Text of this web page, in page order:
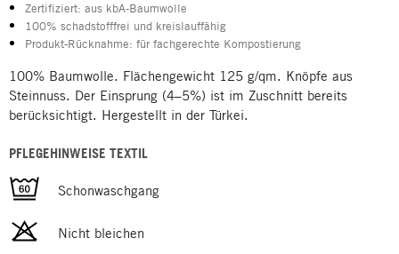
Zertifiziert: aus kbA-Baumwolle
100% schadstofffrei und kreislauffähig
Produkt-Rücknahme: für fachgerechte Kompostierung
100% Baumwolle. Flächengewicht 125 g/qm. Knöpfe aus
Steinnuss. Der Einsprung (4–5%) ist im Zuschnitt bereits
berücksichtigt. Hergestellt in der Türkei.
PFLEGEHINWEISE TEXTIL
Schonwaschgang
Nicht bleichen